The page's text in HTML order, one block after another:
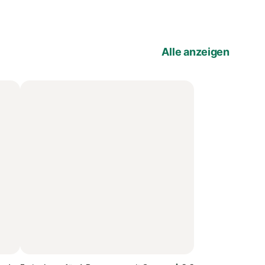
Alle anzeigen